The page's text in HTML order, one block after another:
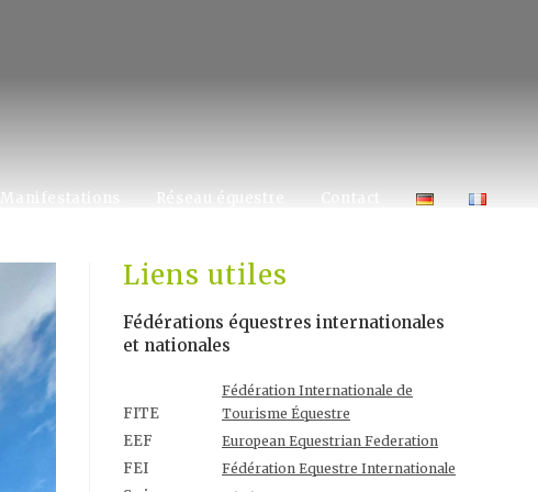
Manifestations Réseau équestre Contact
Liens utiles
Fédérations équestres internationales
et nationales
FITE
Fédération Internationale de
Tourisme Équestre
EEF European Equestrian Federation
FEI Fédération Equestre Internationale